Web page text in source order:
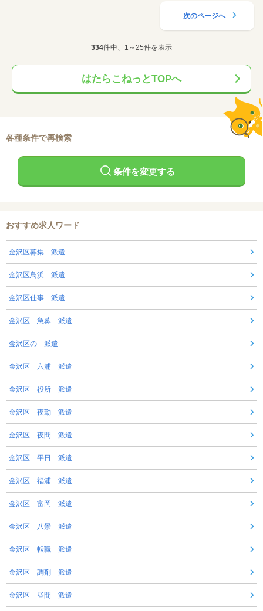
次のページへ
334件中、1～25件を表示
はたらこねっとTOPへ
各種条件で再検索
条件を変更する
おすすめ求人ワード
金沢区募集 派遣
金沢区鳥浜 派遣
金沢区仕事 派遣
金沢区 急募 派遣
金沢区の 派遣
金沢区 六浦 派遣
金沢区 役所 派遣
金沢区 夜勤 派遣
金沢区 夜間 派遣
金沢区 平日 派遣
金沢区 福浦 派遣
金沢区 富岡 派遣
金沢区 八景 派遣
金沢区 転職 派遣
金沢区 調剤 派遣
金沢区 昼間 派遣